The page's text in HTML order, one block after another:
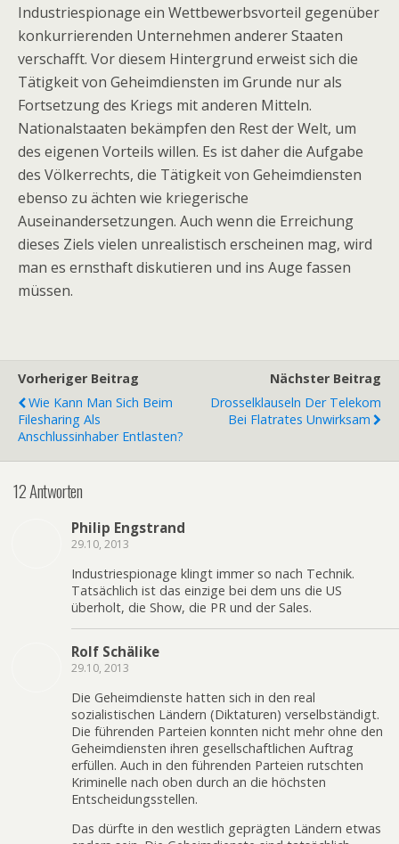
Industriespionage ein Wettbewerbsvorteil gegenüber
konkurrierenden Unternehmen anderer Staaten
verschafft. Vor diesem Hintergrund erweist sich die
Tätigkeit von Geheimdiensten im Grunde nur als
Fortsetzung des Kriegs mit anderen Mitteln.
Nationalstaaten bekämpfen den Rest der Welt, um
des eigenen Vorteils willen. Es ist daher die Aufgabe
des Völkerrechts, die Tätigkeit von Geheimdiensten
ebenso zu ächten wie kriegerische
Auseinandersetzungen. Auch wenn die Erreichung
dieses Ziels vielen unrealistisch erscheinen mag, wird
man es ernsthaft diskutieren und ins Auge fassen
müssen.
Vorheriger Beitrag
Wie Kann Man Sich Beim
Filesharing Als
Anschlussinhaber Entlasten?
Nächster Beitrag
Drosselklauseln Der Telekom
Bei Flatrates Unwirksam
12 Antworten
Philip Engstrand
29.10, 2013
Industriespionage klingt immer so nach Technik.
Tatsächlich ist das einzige bei dem uns die US
überholt, die Show, die PR und der Sales.
Rolf Schälike
29.10, 2013
Die Geheimdienste hatten sich in den real
sozialistischen Ländern (Diktaturen) verselbständigt.
Die führenden Parteien konnten nicht mehr ohne den
Geheimdiensten ihren gesellschaftlichen Auftrag
erfüllen. Auch in den führenden Parteien rutschten
Kriminelle nach oben durch an die höchsten
Entscheidungsstellen.
Das dürfte in den westlich geprägten Ländern etwas